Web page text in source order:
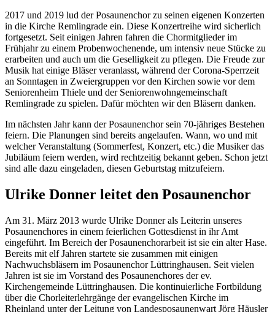
2017 und 2019 lud der Posaunenchor zu seinen eigenen Konzerten
in die Kirche Remlingrade ein. Diese Konzertreihe wird sicherlich
fortgesetzt. Seit einigen Jahren fahren die Chormitglieder im
Frühjahr zu einem Probenwochenende, um intensiv neue Stücke zu
erarbeiten und auch um die Geselligkeit zu pflegen. Die Freude zur
Musik hat einige Bläser veranlasst, während der Corona-Sperrzeit
an Sonntagen in Zweiergruppen vor den Kirchen sowie vor dem
Seniorenheim Thiele und der Seniorenwohngemeinschaft
Remlingrade zu spielen. Dafür möchten wir den Bläsern danken.
Im nächsten Jahr kann der Posaunenchor sein 70-jähriges Bestehen
feiern. Die Planungen sind bereits angelaufen. Wann, wo und mit
welcher Veranstaltung (Sommerfest, Konzert, etc.) die Musiker das
Jubiläum feiern werden, wird rechtzeitig bekannt geben. Schon jetzt
sind alle dazu eingeladen, diesen Geburtstag mitzufeiern.
Ulrike Donner leitet den Posaunenchor
Am 31. März 2013 wurde Ulrike Donner als Leiterin unseres
Posaunenchores in einem feierlichen Gottesdienst in ihr Amt
eingeführt. Im Bereich der Posaunenchorarbeit ist sie ein alter Hase.
Bereits mit elf Jahren startete sie zusammen mit einigen
Nachwuchsbläsern im Posaunenchor Lüttringhausen. Seit vielen
Jahren ist sie im Vorstand des Posaunenchores der ev.
Kirchengemeinde Lüttringhausen. Die kontinuierliche Fortbildung
über die Chorleiterlehrgänge der evangelischen Kirche im
Rheinland unter der Leitung von Landesposaunenwart Jörg Häusler